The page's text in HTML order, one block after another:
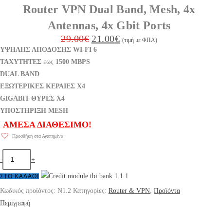
Router VPN Dual Band, Mesh, 4x
Antennas, 4x Gbit Ports
29.00€ 21.00€ (τιμή με ΦΠΑ)
ΥΨΗΛΗΣ ΑΠΟΔΟΣΗΣ WI-FI 6
ΤΑΧΥΤΗΤΕΣ εως 1500 MBPS
DUAL BAND
ΕΞΩΤΕΡΙΚΕΣ ΚΕΡΑΙΕΣ X4
GIGABIT ΘΥΡΕΣ X4
ΥΠΟΣΤΗΡΙΞΗ MESH
ΑΜΕΣΑ ΔΙΑΘΕΣΙΜΟ!
Προσθήκη στα Αγαπημένα
- +
ΣΤΟ ΚΑΛΆΘΙ
Κωδικός προϊόντος: N1.2 Κατηγορίες: Router & VPN, Προϊόντα
Περιγραφή